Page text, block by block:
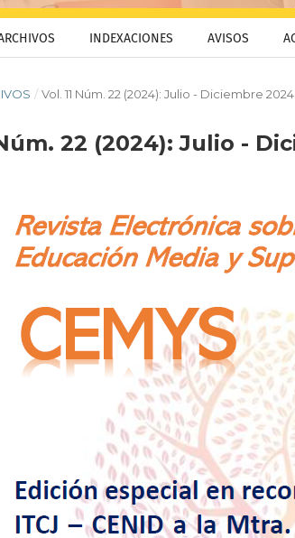
INDEXACIONES AVISOS
/ Vol. 11 Núm. 22 (2024): Julio - Diciembre 2024
22 (2024): Julio -